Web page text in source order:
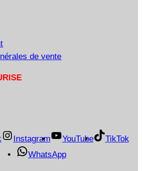
de vente
Instagram YouTube
TikTok
WhatsApp